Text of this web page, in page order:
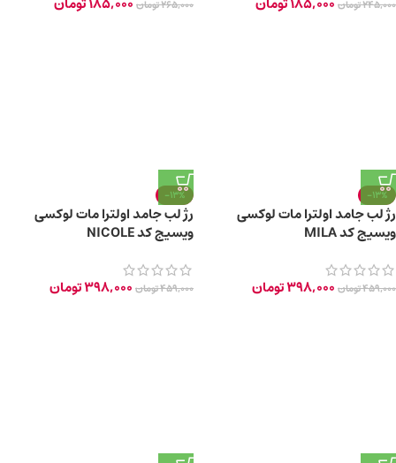
245,000تومان 265,000تومان
-13%
رژ لب جامد اولترا مات لوکسی
ویسیج کد MILA
459,000تومان 398,000تومان
-13%
رژ لب جامد اولترا مات لوکسی
ویسیج کد NICOLE
459,000تومان 398,000تومان